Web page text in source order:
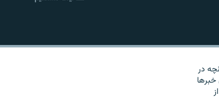
EMBED
در